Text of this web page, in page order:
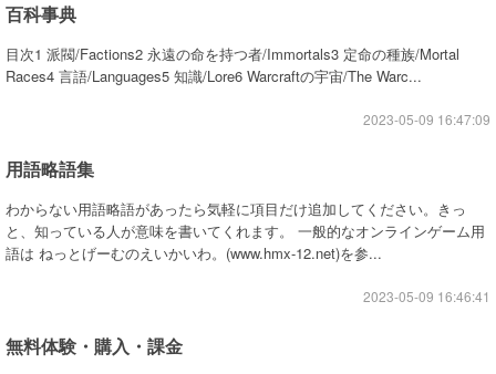
百科事典
目次1 派閥/Factions2 永遠の命を持つ者/Immortals3 定命の種族/Mortal
Races4 言語/Languages5 知識/Lore6 Warcraftの宇宙/The Warc...
2023-05-09 16:47:09
用語略語集
わからない用語略語があったら気軽に項目だけ追加してください。きっ
と、知っている人が意味を書いてくれます。 一般的なオンラインゲーム用
語は ねっとげーむのえいかいわ。(www.hmx-12.net)を参...
2023-05-09 16:46:41
無料体験・購入・課金